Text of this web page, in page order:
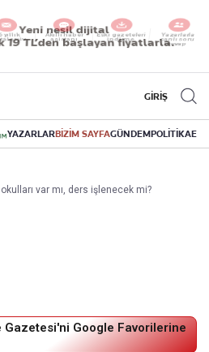
Yeni nesil dijital
19 TL’den başlayan fiyatlarla.
GİRİŞ
YAZARLARBİZİM SAYFAGÜNDEMPOLİTİKA
var mı, ders işlenecek mi?
Gazetesi'ni Google Favorilerine